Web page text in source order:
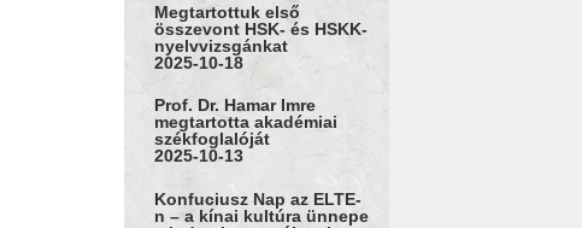
Megtartottuk első
összevont HSK- és HSKK-
nyelvvizsgánkat
2025-10-18
Prof. Dr. Hamar Imre
megtartotta akadémiai
székfoglalóját
2025-10-13
Konfuciusz Nap az ELTE-
n – a kínai kultúra ünnepe